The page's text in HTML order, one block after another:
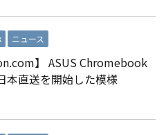
ニュース
】 ASUS Chromebook
本直送を開始した模様